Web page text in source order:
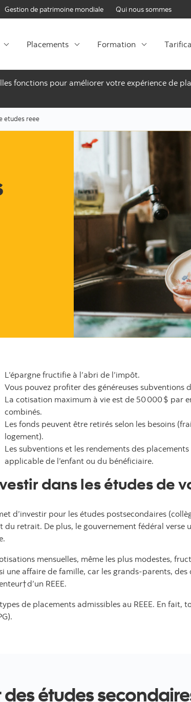
Passer au contenu
Gestion de patrimoine mondiale Qui nous sommes
Placements Formation
fonctions pour améliorer votre expérience de
etudes reee
de placement en ligne
L’épargne fructifie à l’abri de l’impôt.
Vous pouvez profiter des généreuses subventions
La cotisation maximum à vie est de 50 000 $ par
combinés.
Les fonds peuvent être retirés selon les besoins
logement).
Les subventions et les rendements des
applicable de l’enfant ou du bénéficiaire.
dans les études de
d’investir pour les études postsecondaires
du retrait. De plus, le gouvernement fédéral
mensuelles, même les plus modestes,
une affaire de famille, car les grands-parents,
d’un REEE.
de placements admissibles au REEE. En fait,
des études